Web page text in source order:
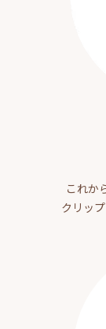
これか
クリッ